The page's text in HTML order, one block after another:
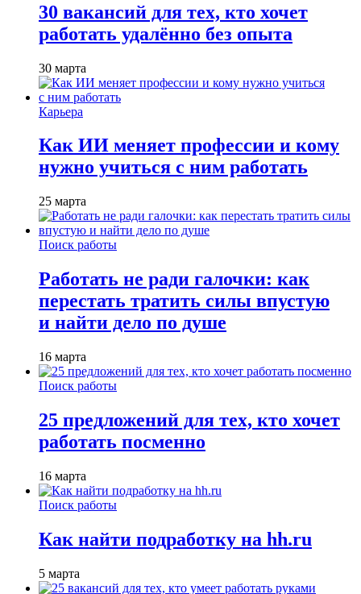
30 вакансий для тех, кто хочет
работать удалённо без опыта
30 марта
Карьера
Как ИИ меняет профессии и кому
нужно учиться с ним работать
25 марта
Поиск работы
Работать не ради галочки: как
перестать тратить силы впустую
и найти дело по душе
16 марта
Поиск работы
25 предложений для тех, кто хочет
работать посменно
16 марта
Поиск работы
Как найти подработку на hh.ru
5 марта